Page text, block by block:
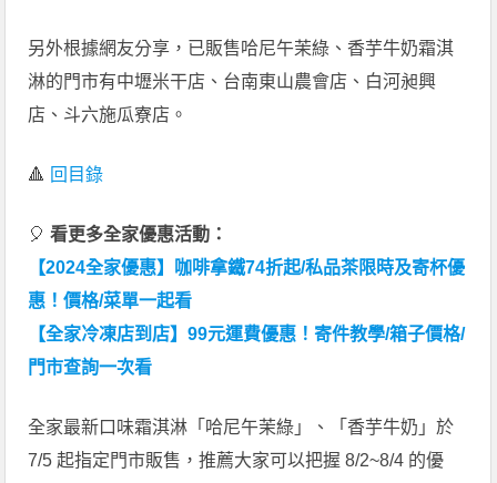
另外根據網友分享，已販售哈尼午茉綠、香芋牛奶霜淇
淋的門市有中壢米干店、台南東山農會店、白河昶興
店、斗六施瓜寮店。
🔺 回目錄
🎈看更多全家優惠活動：
【2024全家優惠】咖啡拿鐵74折起/私品茶限時及寄杯優
惠！價格/菜單一起看
【全家冷凍店到店】99元運費優惠！寄件教學/箱子價格/
門市查詢一次看
全家最新口味霜淇淋「哈尼午茉綠」、「香芋牛奶」於
7/5 起指定門市販售，推薦大家可以把握 8/2~8/4 的優